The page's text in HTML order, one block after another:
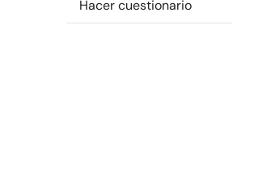
Hacer cuestionario